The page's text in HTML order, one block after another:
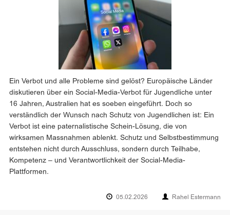
Ein Verbot und alle Probleme sind gelöst? Europäische Länder
diskutieren über ein Social-Media-Verbot für Jugendliche unter
16 Jahren, Australien hat es soeben eingeführt. Doch so
verständlich der Wunsch nach Schutz von Jugendlichen ist: Ein
Verbot ist eine paternalistische Schein-Lösung, die von
wirksamen Massnahmen ablenkt. Schutz und Selbstbestimmung
entstehen nicht durch Ausschluss, sondern durch Teilhabe,
Kompetenz – und Verantwortlichkeit der Social-Media-
Plattformen.
05.02.2026 Rahel Estermann